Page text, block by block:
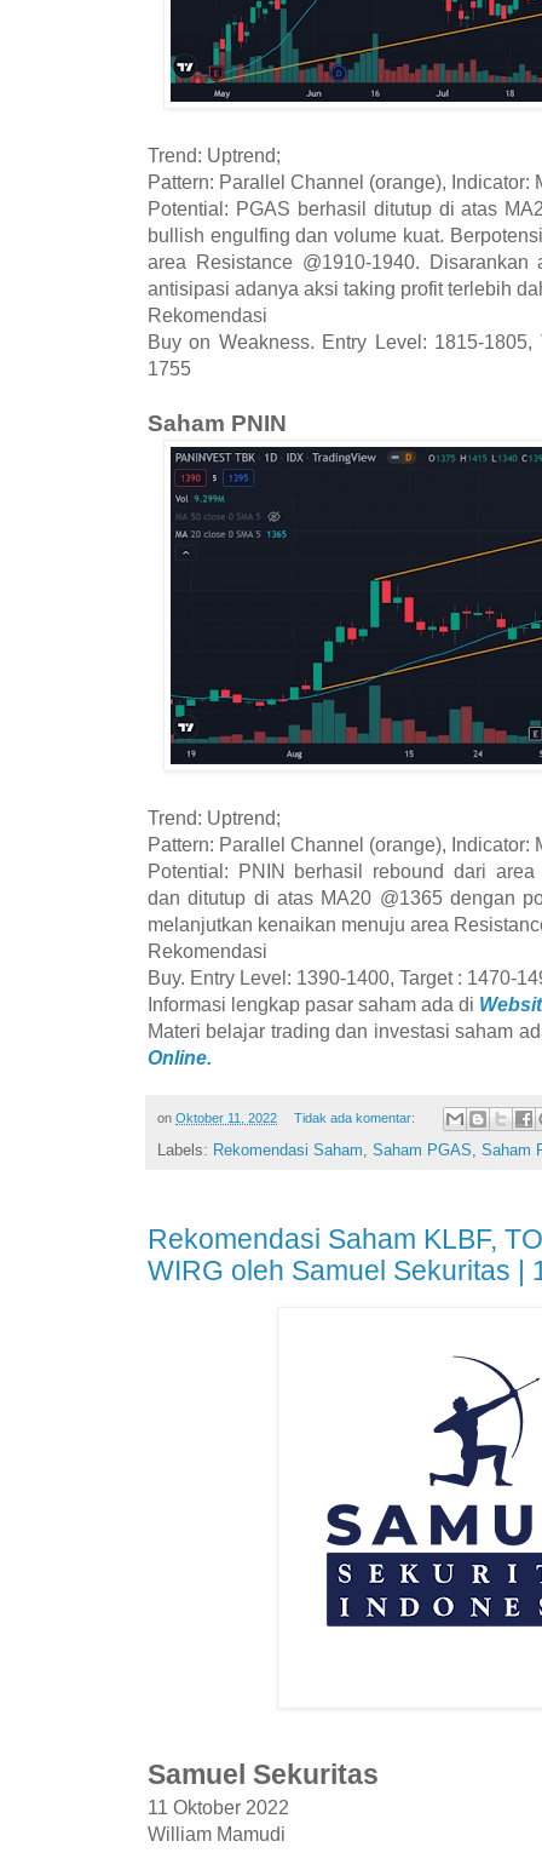
Trend: Uptrend;
Pattern: Parallel Channel (orange), Indicator:
Potential: PGAS berhasil ditutup di atas
bullish engulfing dan volume kuat.
area Resistance @1910-1940.
antisipasi adanya aksi taking profit terlebih
Rekomendasi
Buy on Weakness. Entry Level: 1815-
1755
Saham PNIN
Trend: Uptrend;
Pattern: Parallel Channel (orange), Indicator:
Potential: PNIN berhasil rebound dari area
dan ditutup di atas MA20 @1365 dengan
melanjutkan kenaikan menuju area
Rekomendasi
Buy. Entry Level: 1390-1400, Target : 1470-
Informasi lengkap pasar saham ada di
Materi belajar trading dan investasi saham
Online.
on Oktober 11, 2022 Tidak ada komentar:
Labels: Rekomendasi Saham, Saham PGAS, Saham
Rekomendasi Saham KLBF,
WIRG oleh Samuel Sekuritas |
Samuel Sekuritas
11 Oktober 2022
William Mamudi